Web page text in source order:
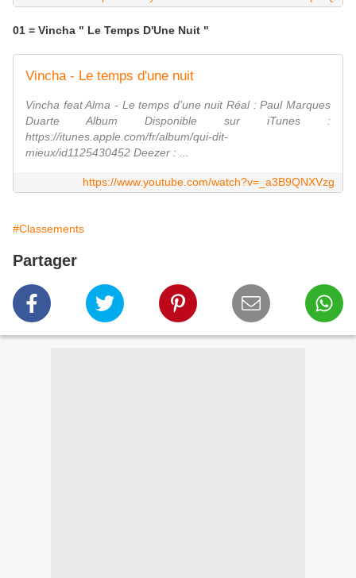
01 = Vincha " Le Temps D'Une Nuit "
Vincha - Le temps d'une nuit
Vincha feat Alma - Le temps d'une nuit Réal : Paul Marques
Duarte Album Disponible sur iTunes :
https://itunes.apple.com/fr/album/qui-dit-
mieux/id1125430452 Deezer : ...
https://www.youtube.com/watch?v=_a3B9QNXVzg
#Classements
Partager